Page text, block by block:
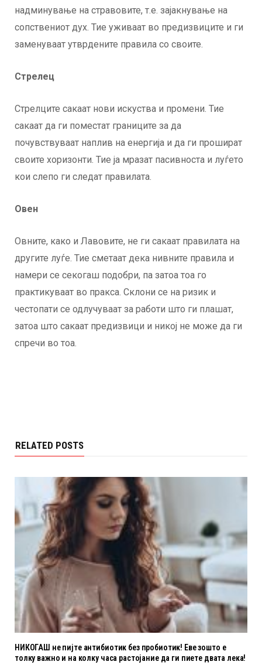
надминување на стравовите, т.е. зајакнување на
сопствениот дух. Тие уживаат во предизвиците и ги
заменуваат утврдените правила со своите.
Стрелец
Стрелците сакаат нови искуства и промени. Тие
сакаат да ги поместат границите за да
почувствуваат наплив на енергија и да ги прошират
своите хоризонти. Тие ја мразат пасивноста и луѓето
кои слепо ги следат правилата.
Овен
Овните, како и Лавовите, не ги сакаат правилата на
другите луѓе. Тие сметаат дека нивните правила и
намери се секогаш подобри, па затоа тоа го
практикуваат во пракса. Склони се на ризик и
честопати се одлучуваат за работи што ги плашат,
затоа што сакаат предизвици и никој не може да ги
спречи во тоа.
RELATED POSTS
НИКОГАШ не пијте антибиотик без пробиотик! Еве зошто е
толку важно и на колку часа растојание да ги пиете двата лека!